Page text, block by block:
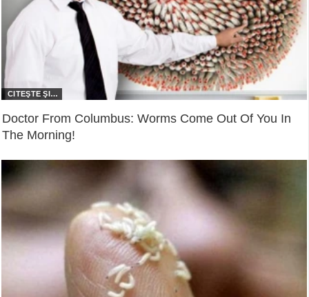
Doctor From Columbus: Worms Come Out Of You In
The Morning!